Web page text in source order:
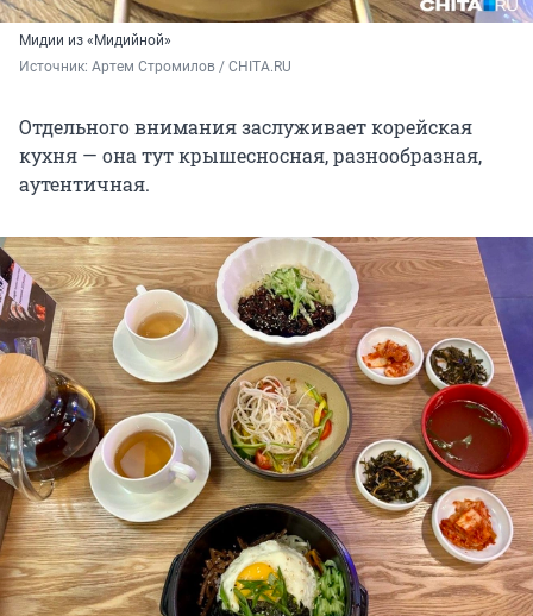
Мидии из «Мидийной»
Источник: Артем Стромилов / CHITA.RU
Отдельного внимания заслуживает корейская
кухня — она тут крышесносная, разнообразная,
аутентичная.